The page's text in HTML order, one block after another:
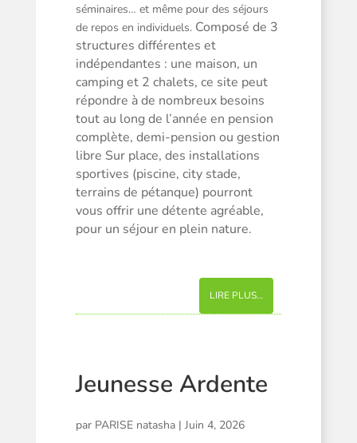
séminaires… et même pour des séjours
de repos en individuels. Composé de 3
structures différentes et
indépendantes : une maison, un
camping et 2 chalets, ce site peut
répondre à de nombreux besoins
tout au long de l’année en pension
complète, demi-pension ou gestion
libre Sur place, des installations
sportives (piscine, city stade,
terrains de pétanque) pourront
vous offrir une détente agréable,
pour un séjour en plein nature.
LIRE PLUS…
Jeunesse Ardente
par PARISE natasha| Juin 4, 2026